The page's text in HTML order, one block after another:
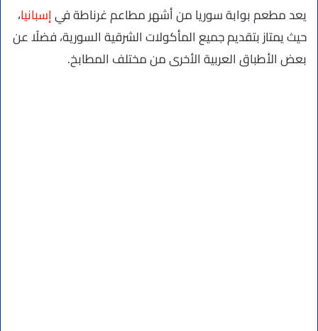
يعد مطعم بوابة سوريا من أشهر مطاعم غرناطة فيإسبانيا،
حيث يمتاز بتقديم جميع المأكولات الشرقية السورية، فضلًا عن
بعض الأطباق العربية الأخرى من مختلف المطابخ.